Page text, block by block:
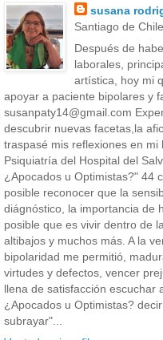
susana
Santiago de
Después de
laborales,
artística, hoy mi
apoyar a paciente bipolares y
susanpaty14@gmail.com
descubrir nuevas facetas,la
traspasé mis reflexiones en
Psiquiatría del Hospital del
¿Apocados u Optimistas?" 44
posible reconocer que la
diágnóstico, la importancia de
posible que es vivir dentro de
altibajos y muchos más. A la
bipolaridad me permitió,
virtudes y defectos, vencer
llena de satisfacción escuchar
¿Apocados u Optimistas?
subrayar"...